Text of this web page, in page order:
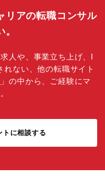
リアの転職コンサル
人や、事業立ち上げ、I
れない、他の転職サイト
」の中から、ご経験にマ
トに相談する